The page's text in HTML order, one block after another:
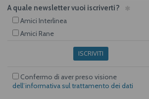
A quale newsletter vuoi iscriverti?
Amici Interlinea
Amici Rane
ISCRIVITI
Confermo di aver preso visione
dell’informativa sul trattamento dei dati